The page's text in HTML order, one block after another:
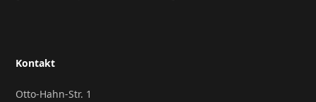
Kontakt
Otto-Hahn-Str. 1